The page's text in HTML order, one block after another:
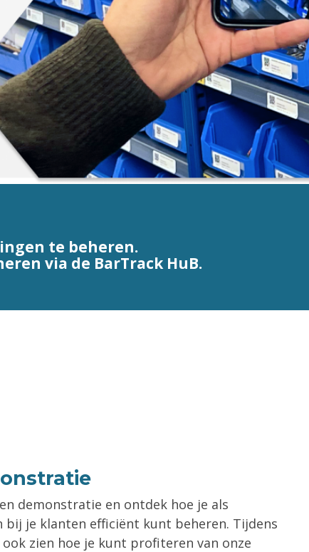
te beheren.
via de BarTrack HuB.
demonstratie en ontdek hoe je als
bij je klanten efficiënt kunt beheren. Tijdens
zien hoe je kunt profiteren van onze